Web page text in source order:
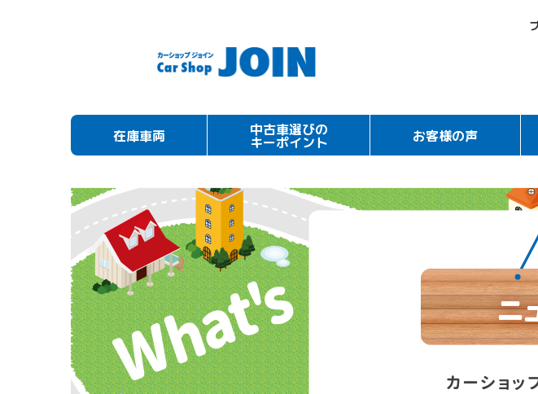
在庫車両 中古車選びの
キーポイント お客様の声